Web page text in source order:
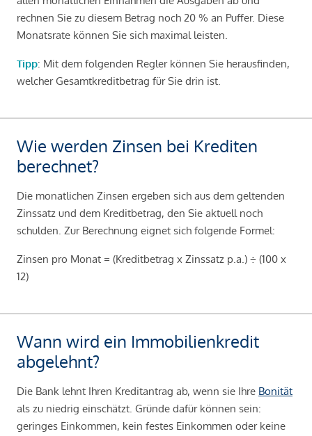
rechnen Sie zu diesem Betrag noch 20 % an Puffer. Diese
Monatsrate können Sie sich maximal leisten.
Tipp: Mit dem folgenden Regler können Sie herausfinden,
welcher Gesamtkreditbetrag für Sie drin ist.
Wie werden Zinsen bei Krediten
berechnet?
Die monatlichen Zinsen ergeben sich aus dem geltenden
Zinssatz und dem Kreditbetrag, den Sie aktuell noch
schulden. Zur Berechnung eignet sich folgende Formel:
Zinsen pro Monat = (Kreditbetrag x Zinssatz p.a.) ÷ (100 x
12)
Wann wird ein Immobilienkredit
abgelehnt?
Die Bank lehnt Ihren Kreditantrag ab, wenn sie Ihre Bonität
als zu niedrig einschätzt. Gründe dafür können sein:
geringes Einkommen, kein festes Einkommen oder keine